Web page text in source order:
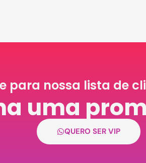
para nossa lista de
uma
QUERO SER VIP